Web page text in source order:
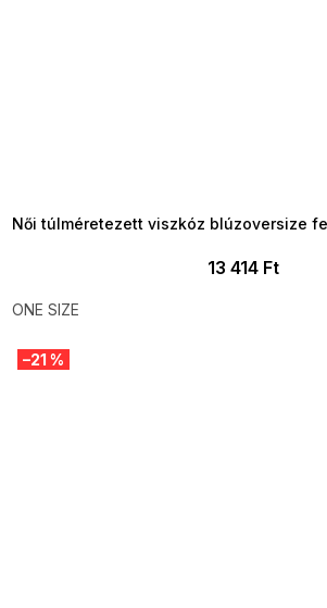
Női túlméretezett viszkóz blúzoversize
13 414 Ft
ONE SIZE
–21 %